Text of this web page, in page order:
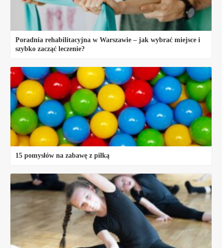
Poradnia rehabilitacyjna w Warszawie – jak wybrać miejsce i
szybko zacząć leczenie?
15 pomysłów na zabawę z piłką